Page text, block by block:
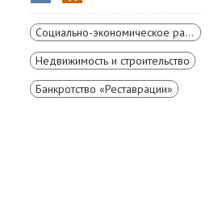
Социально-экономическое развитие Красноярского края
Недвижимость и строительство
Банкротство «Реставрации»